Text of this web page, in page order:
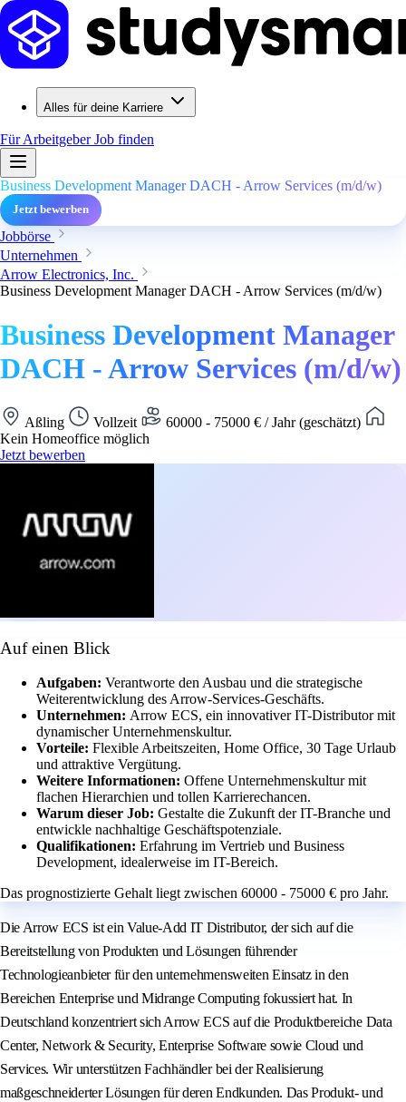
Alles für deine Karriere
Für ArbeitgeberJob finden
Business Development Manager DACH - Arrow Services (m/d/w)
Jetzt bewerben
Jobbörse
Unternehmen
Arrow Electronics, Inc.
Business Development Manager DACH - Arrow Services (m/d/w)
Business Development Manager
DACH - Arrow Services (m/d/w)
Aßling Vollzeit
60000 - 75000 € / Jahr (geschätzt)
Kein Homeoffice möglich
Jetzt bewerben
Auf einen Blick
Aufgaben: Verantworte den Ausbau und die strategische
Weiterentwicklung des Arrow-Services-Geschäfts.
Unternehmen: Arrow ECS, ein innovativer IT-Distributor mit
dynamischer Unternehmenskultur.
Vorteile: Flexible Arbeitszeiten, Home Office, 30 Tage Urlaub
und attraktive Vergütung.
Weitere Informationen: Offene Unternehmenskultur mit
flachen Hierarchien und tollen Karrierechancen.
Warum dieser Job: Gestalte die Zukunft der IT-Branche und
entwickle nachhaltige Geschäftspotenziale.
Qualifikationen: Erfahrung im Vertrieb und Business
Development, idealerweise im IT-Bereich.
Das prognostizierte Gehalt liegt zwischen 60000 - 75000 € pro Jahr.
Die Arrow ECS ist ein Value-Add IT Distributor, der sich auf die
Bereitstellung von Produkten und Lösungen führender
Technologieanbieter für den unternehmensweiten Einsatz in den
Bereichen Enterprise und Midrange Computing fokussiert hat. In
Deutschland konzentriert sich Arrow ECS auf die Produktbereiche Data
Center, Network & Security, Enterprise Software sowie Cloud und
Services. Wir unterstützen Fachhändler bei der Realisierung
maßgeschneiderter Lösungen für deren Endkunden. Das Produkt- und